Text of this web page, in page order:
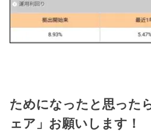
ためになったと思った
ェア」お願いします！